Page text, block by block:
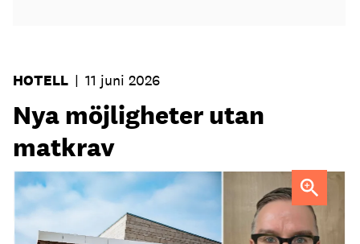
HOTELL | 11 juni 2026
Nya möjligheter utan
matkrav
Tobias Lillrud